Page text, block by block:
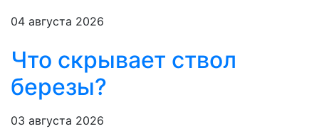
04 августа 2026
Что скрывает ствол
березы?
03 августа 2026